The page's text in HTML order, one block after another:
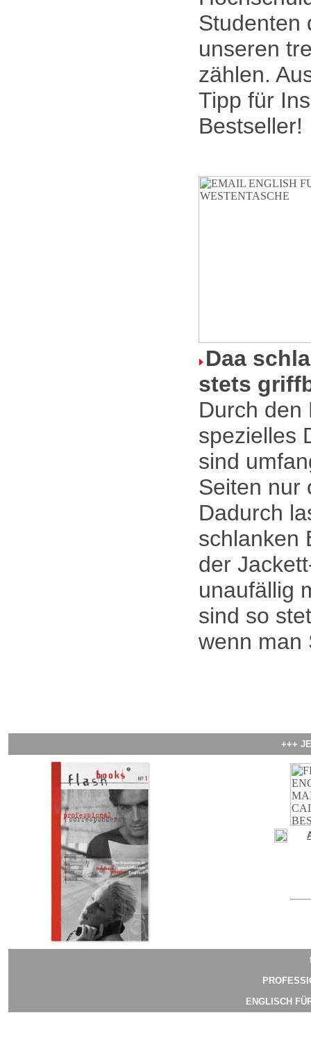
Studenten
unseren
zählen.
Tipp für
Bestseller!
Daa
stets
Durch den
spezielles
sind
Seiten nur
Dadurch
schlanken
der
unaufällig
sind so
wenn man
+++
ENGLISCH